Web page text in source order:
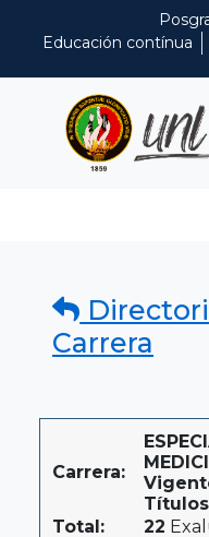
Educación contínua
Carrera
Carrera:
Total:
22